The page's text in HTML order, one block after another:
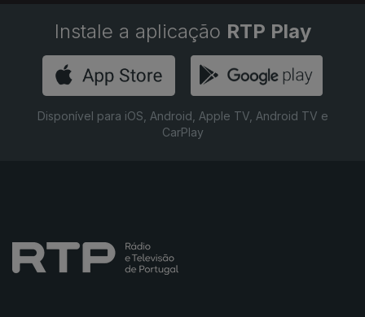
Instale a aplicação RTP Play
Disponível para iOS, Android, Apple TV, Android TV e
CarPlay